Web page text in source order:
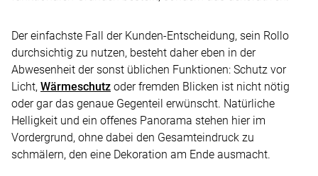
Der einfachste Fall der Kunden-Entscheidung, sein Rollo
durchsichtig zu nutzen, besteht daher eben in der
Abwesenheit der sonst üblichen Funktionen: Schutz vor
Licht, Wärmeschutz oder fremden Blicken ist nicht nötig
oder gar das genaue Gegenteil erwünscht. Natürliche
Helligkeit und ein offenes Panorama stehen hier im
Vordergrund, ohne dabei den Gesamteindruck zu
schmälern, den eine Dekoration am Ende ausmacht.